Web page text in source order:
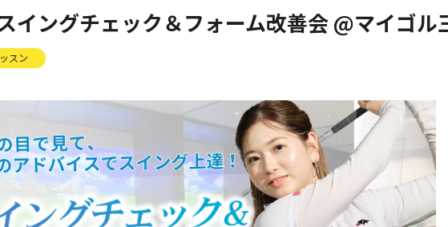
イングチェック＆フォーム改善会 @マイゴル
スン